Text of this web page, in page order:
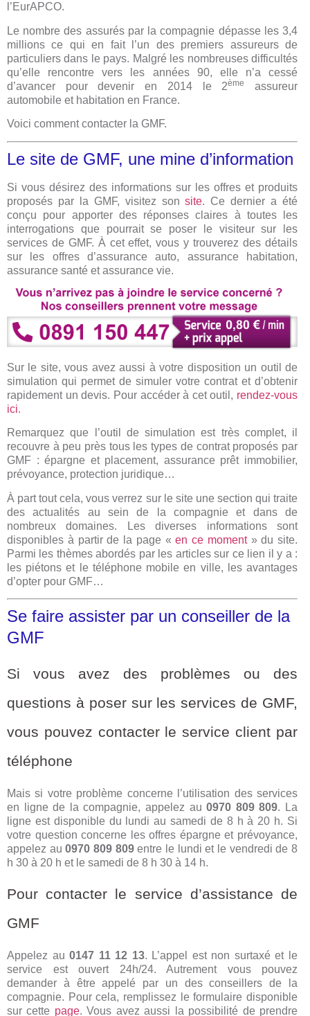
l’EurAPCO.
Le nombre des assurés par la compagnie dépasse les 3,4
millions ce qui en fait l’un des premiers assureurs de
particuliers dans le pays. Malgré les nombreuses difficultés
qu’elle rencontre vers les années 90, elle n’a cessé
d’avancer pour devenir en 2014 le 2ème
assureur
automobile et habitation en France.
Voici comment contacter la GMF.
Le site de GMF, une mine d’information
Si vous désirez des informations sur les offres et produits
proposés par la GMF, visitez sonsite. Ce dernier a été
conçu pour apporter des réponses claires à toutes les
interrogations que pourrait se poser le visiteur sur les
services de GMF. À cet effet, vous y trouverez des détails
sur les offres d’assurance auto, assurance habitation,
assurance santé et assurance vie.
Sur le site, vous avez aussi à votre disposition un outil de
simulation qui permet de simuler votre contrat et d’obtenir
rapidement un devis. Pour accéder à cet outil, rendez-vous
ici.
Remarquez que l’outil de simulation est très complet, il
recouvre à peu près tous les types de contrat proposés par
GMF : épargne et placement, assurance prêt immobilier,
prévoyance, protection juridique…
À part tout cela, vous verrez sur le site une section qui traite
des actualités au sein de la compagnie et dans de
nombreux domaines. Les diverses informations sont
disponibles à partir de la page «en ce moment » du site.
Parmi les thèmes abordés par les articles sur ce lien il y a :
les piétons et le téléphone mobile en ville, les avantages
d’opter pour GMF…
Se faire assister par un conseiller de la
GMF
Si vous avez des problèmes ou des
questions à poser sur les services de GMF,
vous pouvez contacter le service client par
téléphone
Mais si votre problème concerne l’utilisation des services
en ligne de la compagnie, appelez au0970 809 809. La
ligne est disponible du lundi au samedi de 8 h à 20 h. Si
votre question concerne les offres épargne et prévoyance,
appelez au0970 809 809entre le lundi et le vendredi de 8
h 30 à 20 h et le samedi de 8 h 30 à 14 h.
Pour contacter le service d’assistance de
GMF
Appelez au0147 11 12 13. L’appel est non surtaxé et le
service est ouvert 24h/24. Autrement vous pouvez
demander à être appelé par un des conseillers de la
compagnie. Pour cela, remplissez le formulaire disponible
sur cette page. Vous avez aussi la possibilité de prendre